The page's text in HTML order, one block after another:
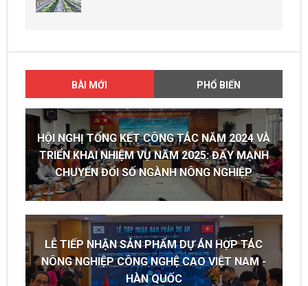
BÀI MỚI PHỔ BIẾN
HỘI NGHỊ TỔNG KẾT CÔNG TÁC NĂM 2024 VÀ
TRIỂN KHAI NHIỆM VỤ NĂM 2025: ĐẨY MẠNH
CHUYỂN ĐỔI SỐ NGÀNH NÔNG NGHIỆP
LỄ TIẾP NHẬN SẢN PHẨM DỰ ÁN HỢP TÁC
NÔNG NGHIỆP CÔNG NGHỆ CAO VIỆT NAM -
HÀN QUỐC